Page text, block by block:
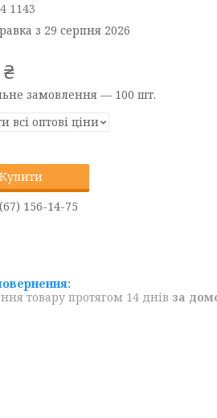
1143
з 29 серпня 2026
замовлення — 100 шт.
всі оптові ціни
Купити
156-14-75
товару протягом 14 днів за